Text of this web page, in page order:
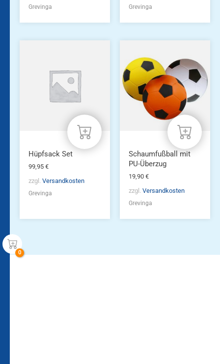
Grevinga
Grevinga
Hüpfsack Set
99,95 €
zzgl. Versandkosten
Grevinga
Schaumfußball mit
PU-Überzug
19,90 €
zzgl. Versandkosten
Grevinga